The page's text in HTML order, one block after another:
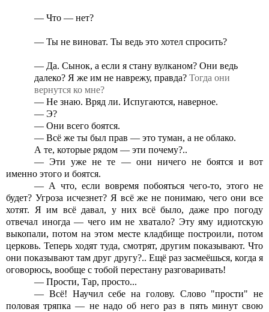
— Что — нет?
— Ты не виноват. Ты ведь это хотел спросить?
— Да. Сынок, а если я стану вулканом? Они ведь
далеко? Я же им не наврежу, правда?Тогда они
вернутсяко мне?
— Не знаю. Вряд ли. Испугаются, наверное.
— Э?
— Они всего боятся.
— Всё же ты был прав — это туман, а не облако.
А те, которые рядом — эти почему?..
— Эти уже не те — они ничего не боятся и вот
именно этого и боятся.
— А что, если вовремя побояться чего-то, этого не
будет? Угроза исчезнет? Я всё же не понимаю, чего они все
хотят. Я им всё давал, у них всё было, даже про погоду
отвечал иногда — чего им не хватало? Эту яму идиотскую
выкопали, потом на этом месте кладбище построили, потом
церковь. Теперь ходят туда, смотрят, другим показывают. Что
они показывают там друг другу?.. Ещё раз засмеёшься, когда я
оговорюсь, вообще с тобой перестану разговаривать!
— Прости, Тар, просто...
— Всё! Научил себе на голову. Слово "прости" не
половая тряпка — не надо об него раз в пять минут свою